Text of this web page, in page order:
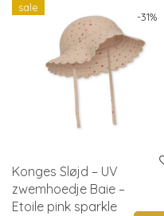
-31%
sale
Konges Sløjd – UV
zwemhoedje Baie –
Etoile pink sparkle